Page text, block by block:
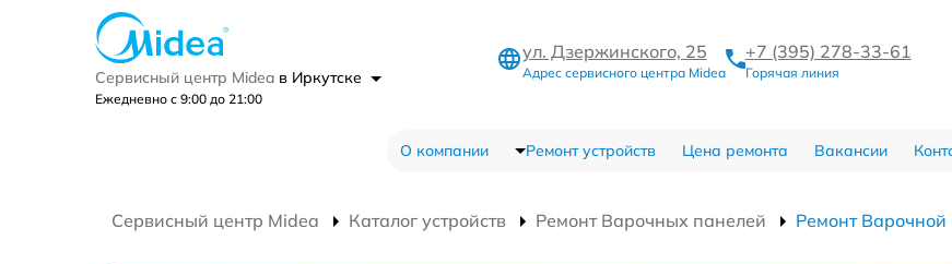
Сервисный центр Midea в Иркутске
Ежедневно с 9:00 до 21:00
ул. Дзержинского, 25
Адрес сервисного центра Midea
+7 (395) 278-33-61
Горячая линия
О компании Ремонт устройств Цена ремонта Вакансии
Сервисный центр Midea Каталог устройств Ремонт Варочных панелей Ремонт Варочной